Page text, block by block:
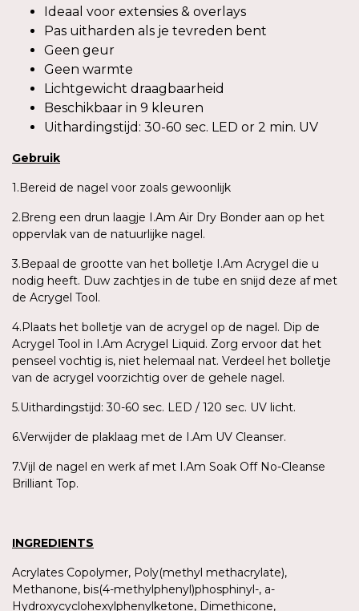
Ideaal voor extensies & overlays
Pas uitharden als je tevreden bent
Geen geur
Geen warmte
Lichtgewicht draagbaarheid
Beschikbaar in 9 kleuren
Uithardingstijd: 30-60 sec. LED or 2 min. UV
Gebruik
1.Bereid de nagel voor zoals gewoonlijk
2.Breng een drun laagje I.Am Air Dry Bonder aan op het
oppervlak van de natuurlijke nagel.
3.Bepaal de grootte van het bolletje I.Am Acrygel die u
nodig heeft. Duw zachtjes in de tube en snijd deze af met
de Acrygel Tool.
4.Plaats het bolletje van de acrygel op de nagel. Dip de
Acrygel Tool in I.Am Acrygel Liquid. Zorg ervoor dat het
penseel vochtig is, niet helemaal nat. Verdeel het bolletje
van de acrygel voorzichtig over de gehele nagel.
5.Uithardingstijd: 30-60 sec. LED / 120 sec. UV licht.
6.Verwijder de plaklaag met de I.Am UV Cleanser.
7.Vijl de nagel en werk af met I.Am Soak Off No-Cleanse
Brilliant Top.
INGREDIENTS
Acrylates Copolymer, Poly(methyl methacrylate),
Methanone, bis(4-methylphenyl)phosphinyl-, a-
Hydroxycyclohexylphenylketone, Dimethicone,